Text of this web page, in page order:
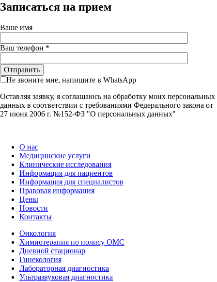
Записаться на прием
Ваше имя
Ваш телефон *
Не звоните мне, напишите в WhatsApp
Оставляя заявку, я соглашаюсь на обработку моих персональных
данных в соответствии с требованиями Федерального закона от
27 июня 2006 г. №152-ФЗ "О персональных данных"
О нас
Медицинские услуги
Клинические исследования
Информация для пациентов
Информация для специалистов
Правовая информация
Цены
Новости
Контакты
Онкология
Химиотерапия по полису ОМС
Дневной стационар
Гинекология
Лабораторная диагностика
Ультразвуковая диагностика